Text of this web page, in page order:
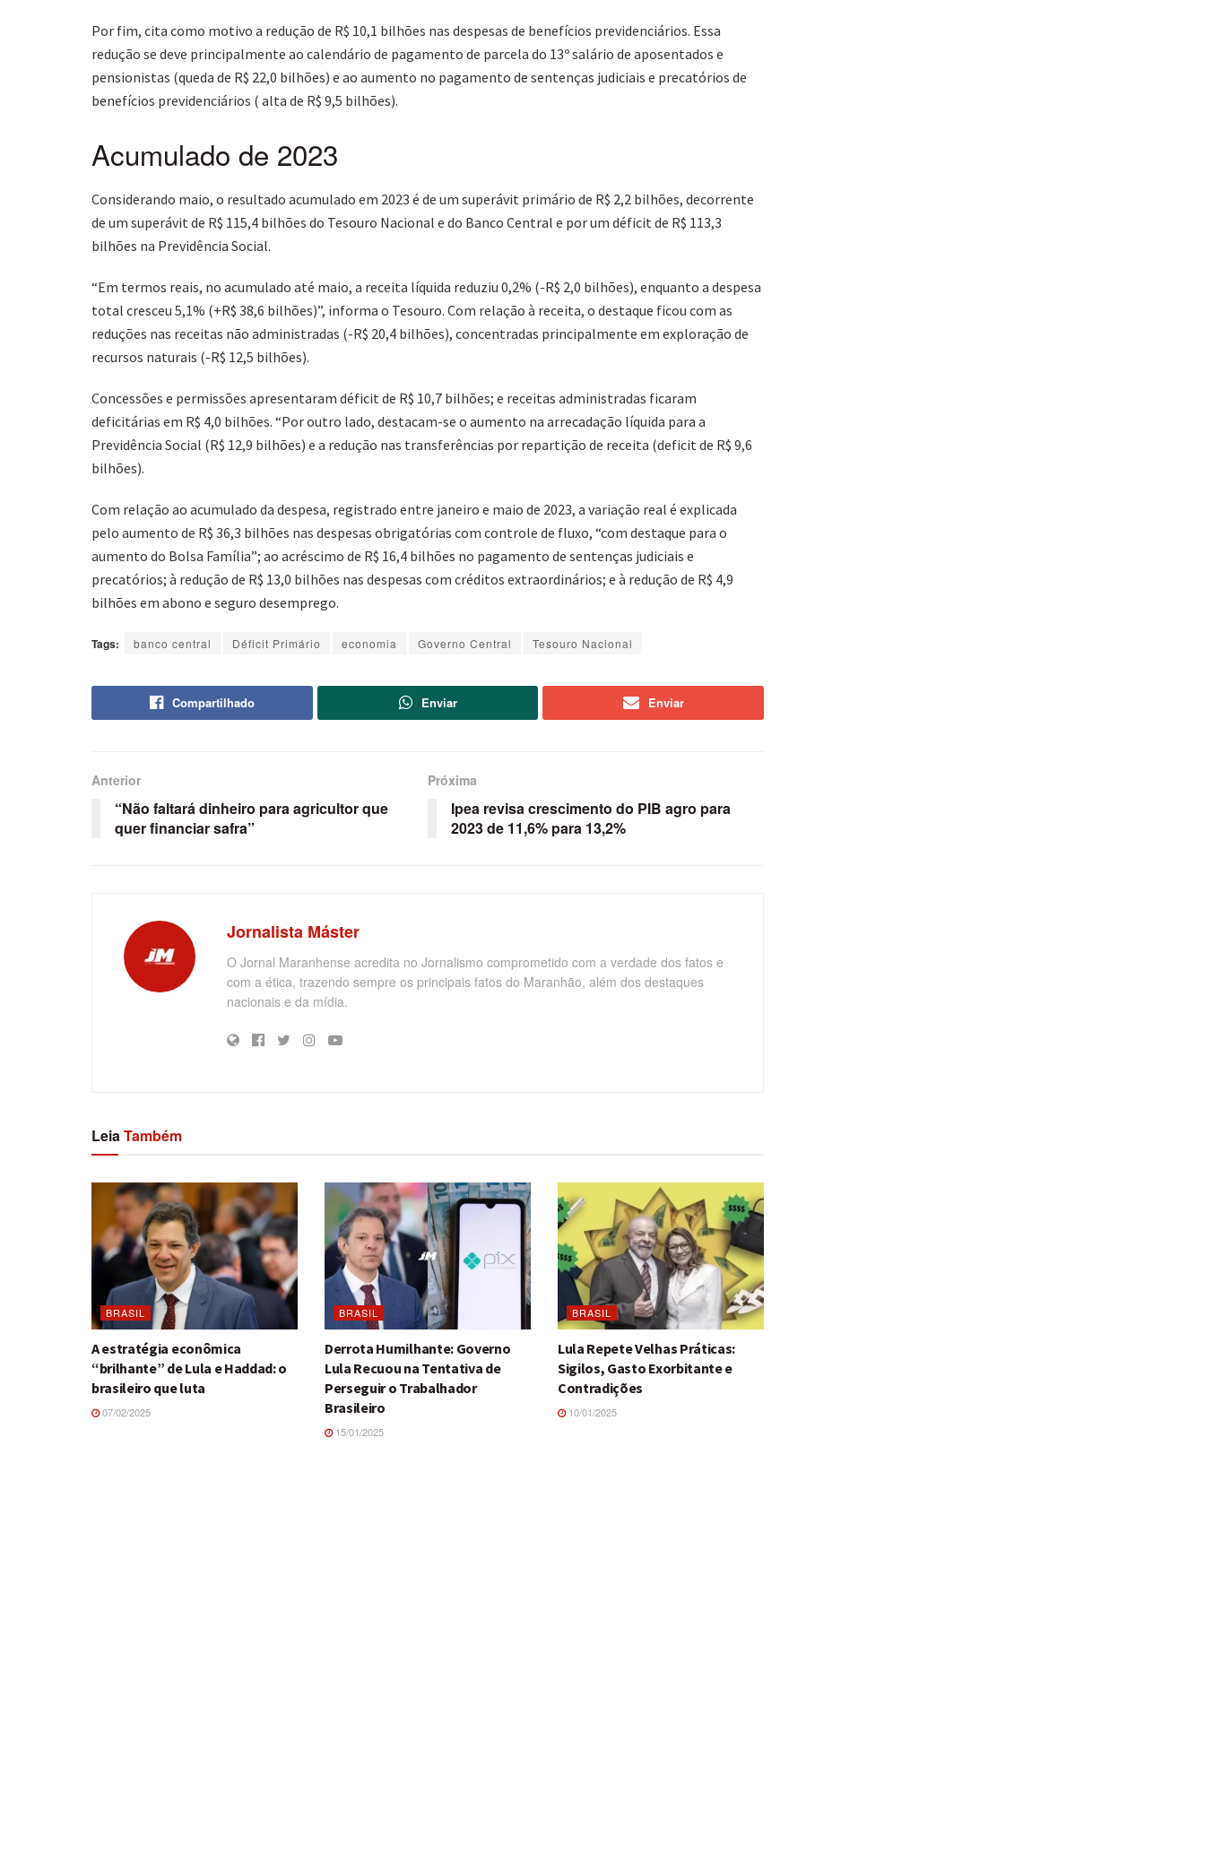
Por fim, cita como motivo a redução de R$ 10,1 bilhões nas despesas de benefícios previdenciários. Essa
redução se deve principalmente ao calendário de pagamento de parcela do 13º salário de aposentados e
pensionistas (queda de R$ 22,0 bilhões) e ao aumento no pagamento de sentenças judiciais e precatórios de
benefícios previdenciários ( alta de R$ 9,5 bilhões).
Acumulado de 2023
Considerando maio, o resultado acumulado em 2023 é de um superávit primário de R$ 2,2 bilhões, decorrente
de um superávit de R$ 115,4 bilhões do Tesouro Nacional e do Banco Central e por um déficit de R$ 113,3
bilhões na Previdência Social.
“Em termos reais, no acumulado até maio, a receita líquida reduziu 0,2% (-R$ 2,0 bilhões), enquanto a despesa
total cresceu 5,1% (+R$ 38,6 bilhões)”, informa o Tesouro. Com relação à receita, o destaque ficou com as
reduções nas receitas não administradas (-R$ 20,4 bilhões), concentradas principalmente em exploração de
recursos naturais (-R$ 12,5 bilhões).
Concessões e permissões apresentaram déficit de R$ 10,7 bilhões; e receitas administradas ficaram
deficitárias em R$ 4,0 bilhões. “Por outro lado, destacam-se o aumento na arrecadação líquida para a
Previdência Social (R$ 12,9 bilhões) e a redução nas transferências por repartição de receita (deficit de R$ 9,6
bilhões).
Com relação ao acumulado da despesa, registrado entre janeiro e maio de 2023, a variação real é explicada
pelo aumento de R$ 36,3 bilhões nas despesas obrigatórias com controle de fluxo, “com destaque para o
aumento do Bolsa Família”; ao acréscimo de R$ 16,4 bilhões no pagamento de sentenças judiciais e
precatórios; à redução de R$ 13,0 bilhões nas despesas com créditos extraordinários; e à redução de R$ 4,9
bilhões em abono e seguro desemprego.
Tags: banco central Déficit Primário economia Governo Central Tesouro Nacional
Compartilhado Enviar Enviar
Anterior
“Não faltará dinheiro para agricultor que
quer financiar safra”
Próxima
Ipea revisa crescimento do PIB agro para
2023 de 11,6% para 13,2%
Jornalista Máster
O Jornal Maranhense acredita no Jornalismo comprometido com a verdade dos fatos e
com a ética, trazendo sempre os principais fatos do Maranhão, além dos destaques
nacionais e da mídia.
LeiaTambém
BRASIL
A estratégia econômica
“brilhante” de Lula e Haddad: o
brasileiro que luta
07/02/2025
BRASIL
Derrota Humilhante: Governo
Lula Recuou na Tentativa de
Perseguir o Trabalhador
Brasileiro
15/01/2025
BRASIL
Lula Repete Velhas Práticas:
Sigilos, Gasto Exorbitante e
Contradições
10/01/2025